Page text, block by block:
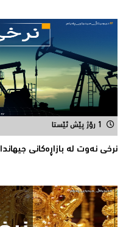
1 رۆژ پێش ئێستا
نرخى نەوت له‌ بازاڕه‌كانی جیهاندا